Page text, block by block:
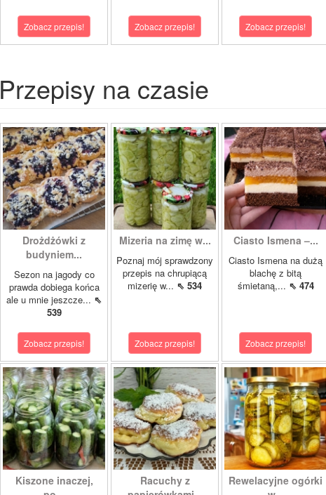
Zobacz przepis! Zobacz przepis! Zobacz przepis!
Przepisy na czasie
Drożdżówki z
budyniem...
Sezon na jagody co
prawda dobiega końca
ale u mnie jeszcze... ⇖
539
Zobacz przepis!
Mizeria na zimę w...
Poznaj mój sprawdzony
przepis na chrupiącą
mizerię w... ⇖ 534
Zobacz przepis!
Ciasto Ismena –...
Ciasto Ismena na dużą
blachę z bitą
śmietaną,... ⇖ 474
Zobacz przepis!
Kiszone inaczej,
Racuchy z
Rewelacyjne ogórki